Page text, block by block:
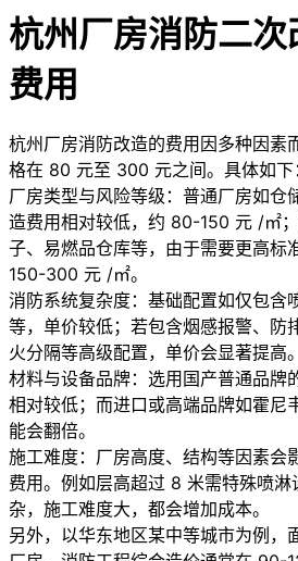
杭州厂房消防二
费用
杭州厂房消防改造的费用因多种因素
格在 80 元至 300 元之间。具体如下
厂房类型与风险等级 ：普通厂房如仓
造费用相对较低，约 80-150 元 /㎡
子、易燃品仓库等，由于需要更高标
150-300 元 /㎡。
消防系统复杂度：基础配置如仅包含
等，单价较低；若包含烟感报警、防
火分隔等高级配置，单价会显著提高。
材料与设备品牌：选用国产普通品牌
相对较低；而进口或高端品牌如霍尼
能会翻倍。
施工难度：厂房高度、结构等因素会
费用。例如层高超过 8 米需特殊喷淋
杂，施工难度大，都会增加成本。
另外，以华东地区某中等城市为例，